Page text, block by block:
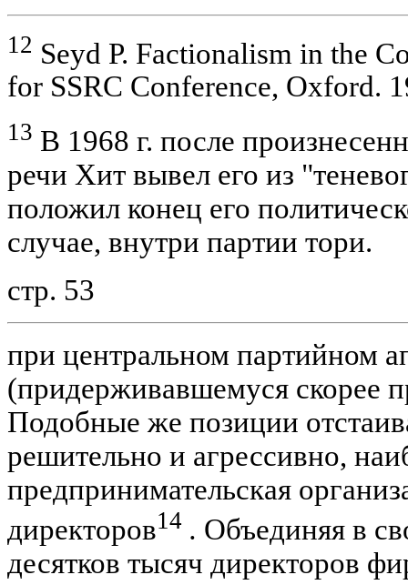
12 Seyd P. Factionalism in the
for SSRC Conference, Oxford.
13 В 1968 г. после
речи Хит вывел его из
положил конец его
случае, внутри партии тори.
стр. 53
при центральном партийном
(придерживавшемуся скорее
Подобные же позиции
решительно и агрессивно,
предпринимательская
директоров14 . Объединяя в
десятков тысяч директоров